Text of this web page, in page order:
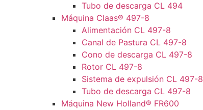
Tubo de descarga CL 494
Máquina Claas® 497-8
Alimentación CL 497-8
Canal de Pastura CL 497-8
Cono de descarga CL 497-8
Rotor CL 497-8
Sistema de expulsión CL 497-8
Tubo de descarga CL 497-8
Máquina New Holland® FR600